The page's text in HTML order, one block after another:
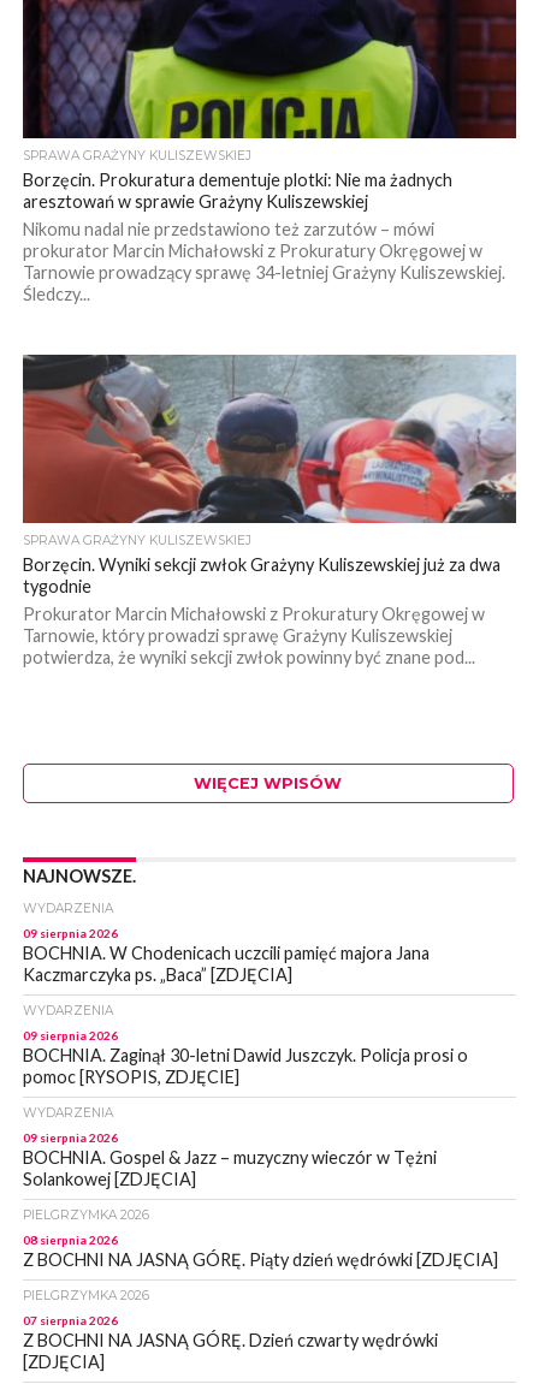
SPRAWA GRAŻYNY KULISZEWSKIEJ
Borzęcin. Prokuratura dementuje plotki: Nie ma żadnych
aresztowań w sprawie Grażyny Kuliszewskiej
Nikomu nadal nie przedstawiono też zarzutów – mówi
prokurator Marcin Michałowski z Prokuratury Okręgowej w
Tarnowie prowadzący sprawę 34-letniej Grażyny Kuliszewskiej.
Śledczy...
SPRAWA GRAŻYNY KULISZEWSKIEJ
Borzęcin. Wyniki sekcji zwłok Grażyny Kuliszewskiej już za dwa
tygodnie
Prokurator Marcin Michałowski z Prokuratury Okręgowej w
Tarnowie, który prowadzi sprawę Grażyny Kuliszewskiej
potwierdza, że wyniki sekcji zwłok powinny być znane pod...
WIĘCEJ WPISÓW
NAJNOWSZE.
WYDARZENIA
09 sierpnia 2026
BOCHNIA. W Chodenicach uczcili pamięć majora Jana
Kaczmarczyka ps. „Baca” [ZDJĘCIA]
WYDARZENIA
09 sierpnia 2026
BOCHNIA. Zaginął 30-letni Dawid Juszczyk. Policja prosi o
pomoc [RYSOPIS, ZDJĘCIE]
WYDARZENIA
09 sierpnia 2026
BOCHNIA. Gospel & Jazz – muzyczny wieczór w Tężni
Solankowej [ZDJĘCIA]
PIELGRZYMKA 2026
08 sierpnia 2026
Z BOCHNI NA JASNĄ GÓRĘ. Piąty dzień wędrówki [ZDJĘCIA]
PIELGRZYMKA 2026
07 sierpnia 2026
Z BOCHNI NA JASNĄ GÓRĘ. Dzień czwarty wędrówki
[ZDJĘCIA]